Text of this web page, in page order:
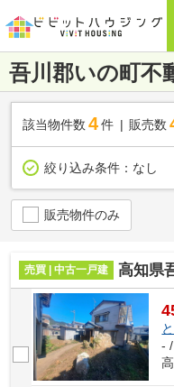
吾川郡いの町不
該当物件数 4件 販売数
絞り込み条件： なし
販売物件のみ
売買 | 中古一戸建 高知県
-